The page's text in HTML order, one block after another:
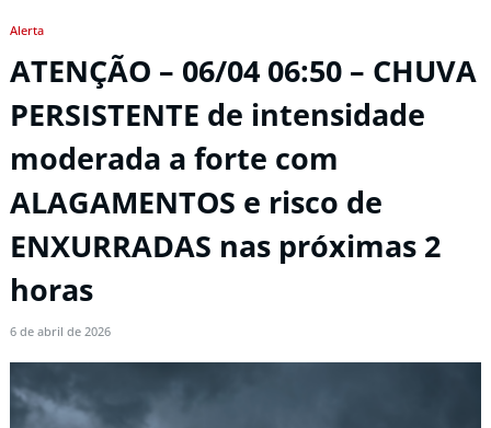
Alerta
ATENÇÃO – 06/04 06:50 – CHUVA
PERSISTENTE de intensidade
moderada a forte com
ALAGAMENTOS e risco de
ENXURRADAS nas próximas 2
horas
6 de abril de 2026